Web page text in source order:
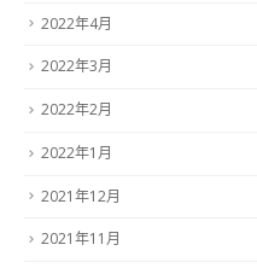
2022年4月
2022年3月
2022年2月
2022年1月
2021年12月
2021年11月